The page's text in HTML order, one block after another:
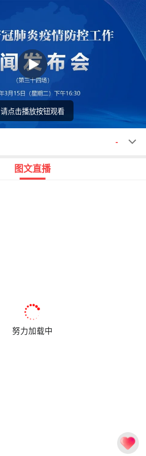
请点击播放按钮观看
-
图文直播
努力加载中